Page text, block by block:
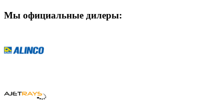
Мы официальные дилеры: